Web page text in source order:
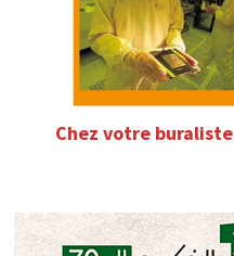
Chez votre buraliste